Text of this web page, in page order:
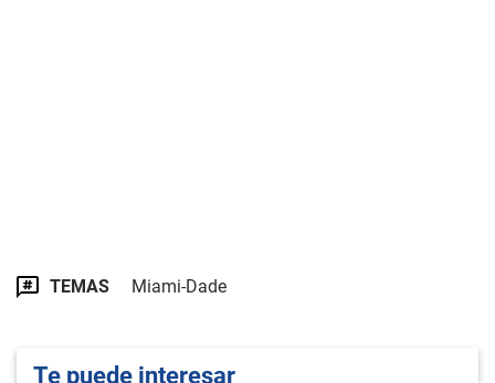
TEMAS Miami-Dade
Te puede interesar